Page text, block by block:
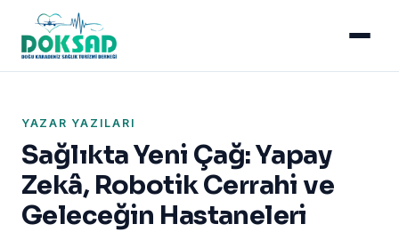
YAZAR YAZILARI
Sağlıkta Yeni Çağ: Yapay
Zekâ, Robotik Cerrahi ve
Geleceğin Hastaneleri